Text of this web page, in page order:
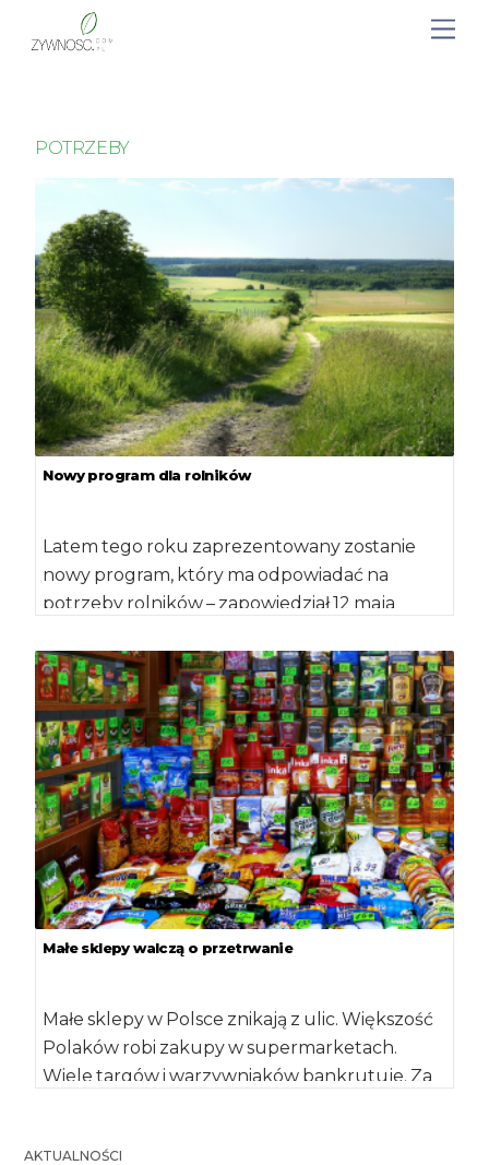
POTRZEBY
Nowy program dla rolników
Latem tego roku zaprezentowany zostanie
nowy program, który ma odpowiadać na
potrzeby rolników – zapowiedział 12 maja
Małe sklepy walczą o przetrwanie
Małe sklepy w Polsce znikają z ulic. Większość
Polaków robi zakupy w supermarketach.
Wiele targów i warzywniaków bankrutuje. Za
AKTUALNOŚCI